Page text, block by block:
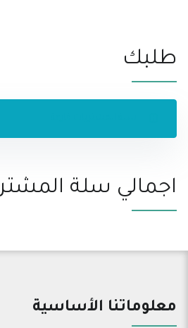
طلبك
اجمالي سلة
معلوماتنا الأساسية